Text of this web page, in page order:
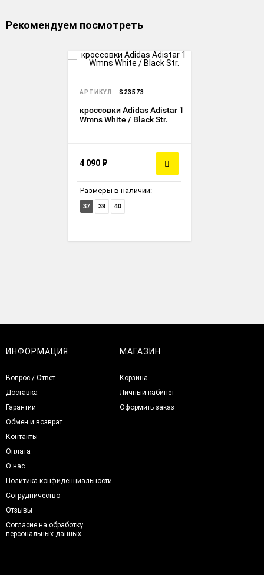
Рекомендуем посмотреть
АРТИКУЛ: S23573
кроссовки Adidas Adistar 1
Wmns White / Black Str.
4 090 ₽
Размеры в наличии:
37 39 40
ИНФОРМАЦИЯ
Вопрос / Ответ
Доставка
Гарантии
Обмен и возврат
Контакты
Оплата
О нас
Политика конфиденциальности
Сотрудничество
Отзывы
Согласие на обработку
персональных данных
МАГАЗИН
Корзина
Личный кабинет
Оформить заказ